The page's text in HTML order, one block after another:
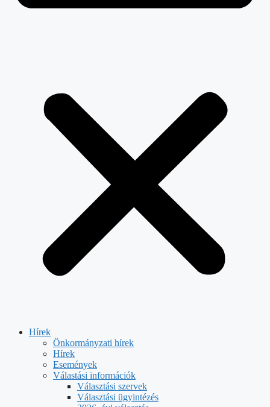
Hírek
Önkormányzati hírek
Hírek
Események
Válastási információk
Választási szervek
Választási ügyintézés